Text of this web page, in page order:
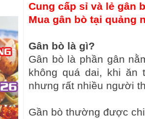
Cung cấp sỉ và lẻ gân
Mua gân bò tại quảng
Gân bò là gì?
Gân bò là phần gân
không quá dai, khi
nhưng rất nhiều người
Gần bò thường được